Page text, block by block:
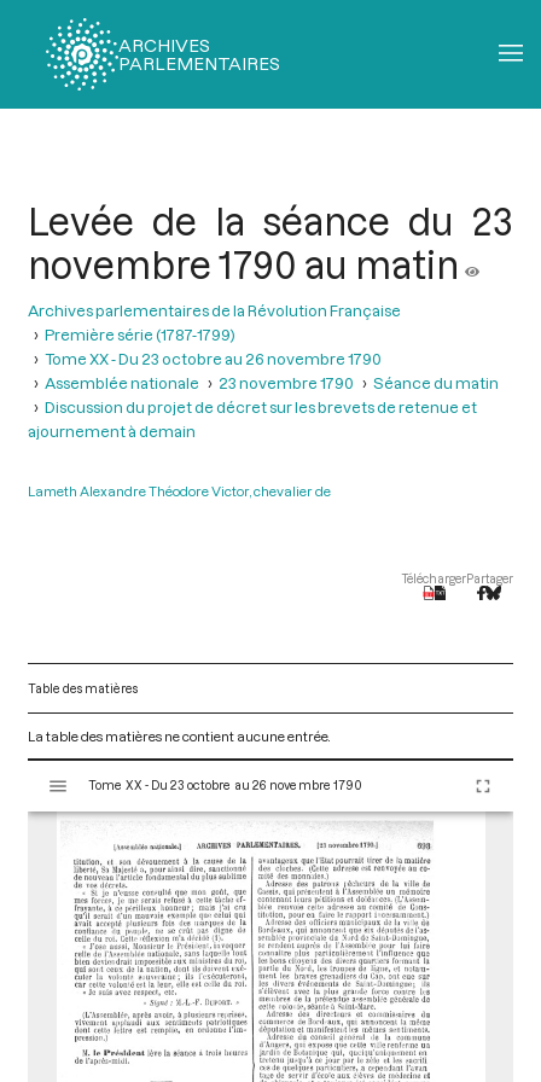
ARCHIVES
PARLEMENTAIRES
Levée de la séance du 23
novembre 1790 au matin
Archives parlementaires de la Révolution Française
Première série (1787-1799)
Tome XX - Du 23 octobre au 26 novembre 1790
Assemblée nationale
23 novembre 1790
Séance du matin
Discussion du projet de décret sur les brevets de retenue et
ajournement à demain
Lameth Alexandre Théodore Victor, chevalier de
TéléchargerPartager
Table des matières
La table des matières ne contient aucune entrée.
s
Tome XX - Du 23 octobre au 26 novembre 1790